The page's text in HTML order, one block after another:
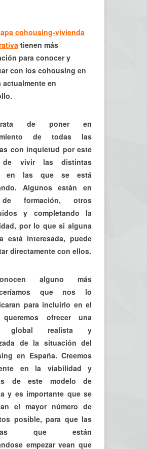
cohousing-vivienda
tienen más
para conocer y
con los cohousing en
actualmente en
de poner en
de todas las
con inquietud por este
de vivir las distintas
en las que se está
Algunos están en
formación, otros
y completando la
por lo que si alguna
está interesada, puede
directamente con ellos.
alguno más
que nos lo
para incluirlo en el
queremos ofrecer una
global realista y
de la situación del
en España. Creemos
en la viabilidad y
de este modelo de
y es importante que se
el mayor número de
posible, para que las
que están
empezar vean que